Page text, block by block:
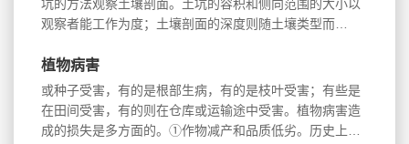
坑的方法观察土壤剖面。土坑的容积和侧向范围的大小以
观察者能工作为度；土壤剖面的深度则随土壤类型而
植物病害
或种子受害，有的是根部生病，有的是枝叶受害；有些是
在田间受害，有的则在仓库或运输途中受害。植物病害造
成的损失是多方面的。①作物减产和品质低劣。历史上